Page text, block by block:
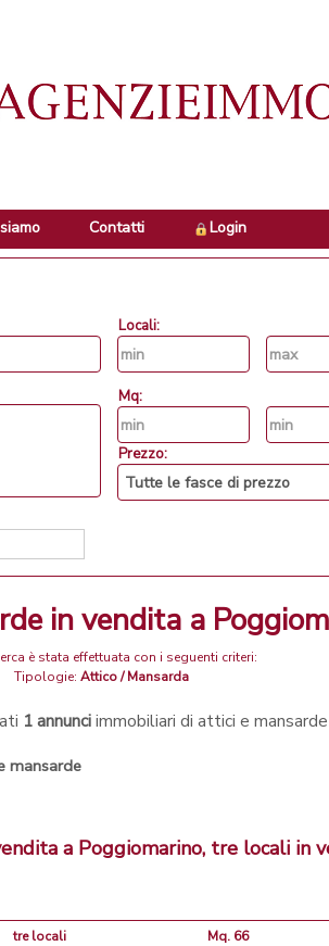
Contatti Login
Locali:
Mq:
Prezzo:
in vendita a
è stata effettuata con i seguenti criteri:
Tipologie: Attico / Mansarda
1 annunciimmobiliari di attici e
mansarde
a Poggiomarino, tre locali in
tre locali Mq. 66